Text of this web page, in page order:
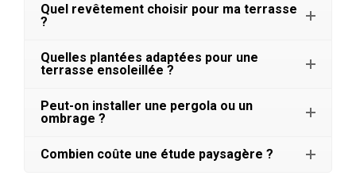
Quel revêtement choisir pour ma terrasse
?
Quelles plantées adaptées pour une
terrasse ensoleillée ?
Peut-on installer une pergola ou un
ombrage ?
Combien coûte une étude paysagère ?